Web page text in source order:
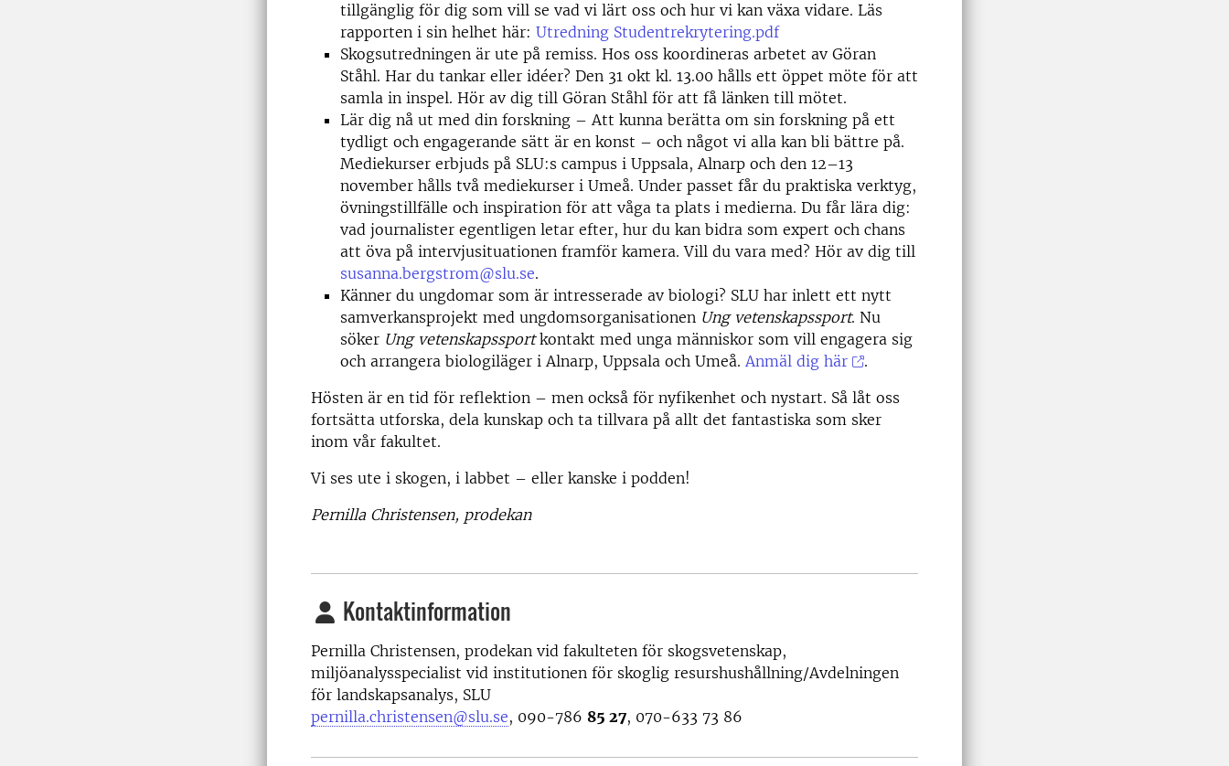
tillgänglig för dig som vill se vad vi lärt oss och hur vi kan växa vidare. Läs
rapporten i sin helhet här: Utredning Studentrekrytering.pdf
Skogsutredningen är ute på remiss. Hos oss koordineras arbetet av Göran
Ståhl. Har du tankar eller idéer? Den 31 okt kl. 13.00 hålls ett öppet möte för att
samla in inspel. Hör av dig till Göran Ståhl för att få länken till mötet.
Lär dig nå ut med din forskning – Att kunna berätta om sin forskning på ett
tydligt och engagerande sätt är en konst – och något vi alla kan bli bättre på.
Mediekurser erbjuds på SLU:s campus i Uppsala, Alnarp och den 12–13
november hålls två mediekurser i Umeå. Under passet får du praktiska verktyg,
övningstillfälle och inspiration för att våga ta plats i medierna. Du får lära dig:
vad journalister egentligen letar efter, hur du kan bidra som expert och chans
att öva på intervjusituationen framför kamera. Vill du vara med? Hör av dig till
susanna.bergstrom@slu.se.
Känner du ungdomar som är intresserade av biologi? SLU har inlett ett nytt
samverkansprojekt med ungdomsorganisationen Ung vetenskapssport. Nu
söker Ung vetenskapssportkontakt med unga människor som vill engagera sig
och arrangera biologiläger i Alnarp, Uppsala och Umeå. Anmäl dig här
.
Hösten är en tid för reflektion – men också för nyfikenhet och nystart. Så låt oss
fortsätta utforska, dela kunskap och ta tillvara på allt det fantastiska som sker
inom vår fakultet.
Vi ses ute i skogen, i labbet – eller kanske i podden!
Pernilla Christensen, prodekan
Kontaktinformation
Pernilla Christensen, prodekan vid fakulteten för skogsvetenskap,
miljöanalysspecialist vid institutionen för skoglig resurshushållning/Avdelningen
för landskapsanalys, SLU
pernilla.christensen@slu.se, 090-786 85 27, 070-633 73 86